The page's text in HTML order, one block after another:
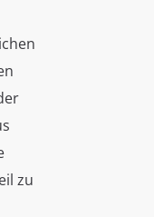
zu